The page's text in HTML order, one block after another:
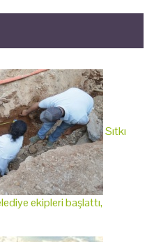
Sıtkı
ekipleri başlattı,